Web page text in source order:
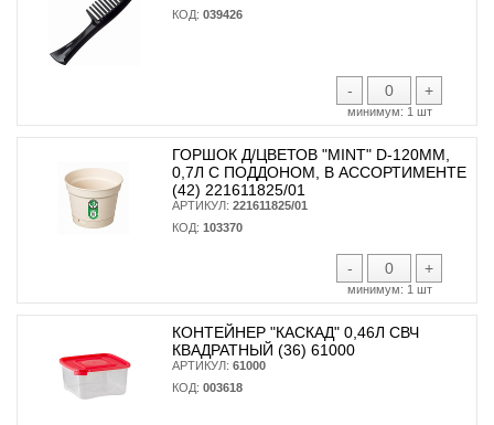
КОД: 039426
- +
минимум: 1 шт
ГОРШОК Д/ЦВЕТОВ "MINT" D-120ММ,
0,7Л С ПОДДОНОМ, В АССОРТИМЕНТЕ
(42) 221611825/01
АРТИКУЛ: 221611825/01
КОД: 103370
- +
минимум: 1 шт
КОНТЕЙНЕР "КАСКАД" 0,46Л СВЧ
КВАДРАТНЫЙ (36) 61000
АРТИКУЛ: 61000
КОД: 003618